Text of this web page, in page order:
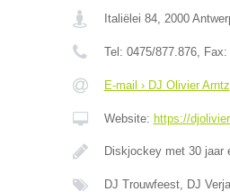
Italiëlei 84, 2000
Tel: 0475/877.876, Fax:
E-mail › DJ Olivier Arntz
Website: https://
Diskjockey met 30 jaar
DJ Trouwfeest, DJ